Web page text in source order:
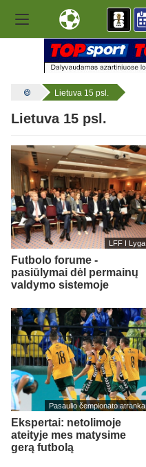
Lietuva 15 psl.
Lietuva 15 psl.
LFF I Lyga
Futbolo forume -
pasiūlymai dėl permainų
valdymo sistemoje
Pasaulio čempionato atranka
Ekspertai: netolimoje
ateityje mes matysime
gerą futbolą